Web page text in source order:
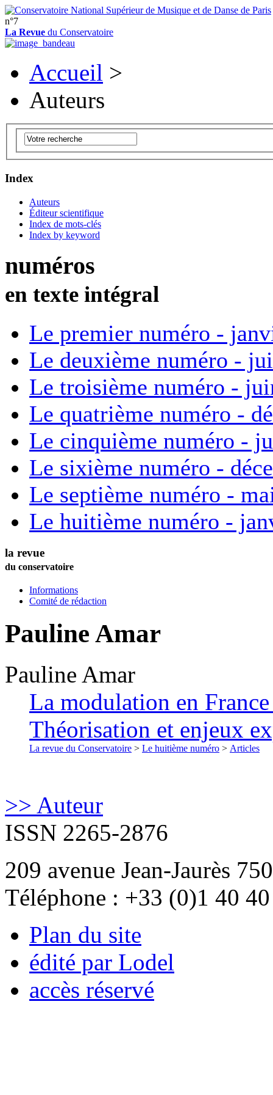
n°7
La Revue du Conservatoire
Accueil >
Auteurs
Index
Auteurs
Éditeur scientifique
Index de mots-clés
Index by keyword
numéros
en texte intégral
Le premier numéro -
Le deuxième numéro -
Le troisième numéro -
Le quatrième numéro -
Le cinquième numéro -
Le sixième numéro -
Le septième numéro -
Le huitième numéro -
la revue
du conservatoire
Informations
Comité de rédaction
Pauline Amar
Pauline Amar
La modulation en
Théorisation et enjeux
La revue du Conservatoire > Le huitième numéro > Articles
>> Auteur
ISSN 2265-2876
209 avenue Jean-Jaurès
Téléphone : +33 (0)1 40
Plan du site
édité par Lodel
accès réservé